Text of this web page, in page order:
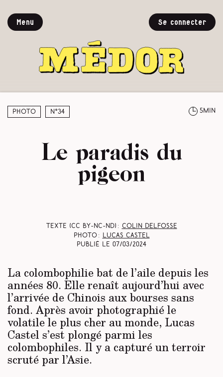
Menu Se connecter
Photo N°34 5min
Le paradis du
pigeon
Texte (CC BY-NC-ND) :
Colin Delfosse
Photo :
Lucas Castel
Publié le 07/03/2024
La colombophilie bat de l’aile depuis les
années 80. Elle renaît aujourd’hui avec
l’arrivée de Chinois aux bourses sans
fond. Après avoir photographié le
volatile le plus cher au monde, Lucas
Castel s’est plongé parmi les
colombophiles. Il y a capturé un terroir
scruté par l’Asie.